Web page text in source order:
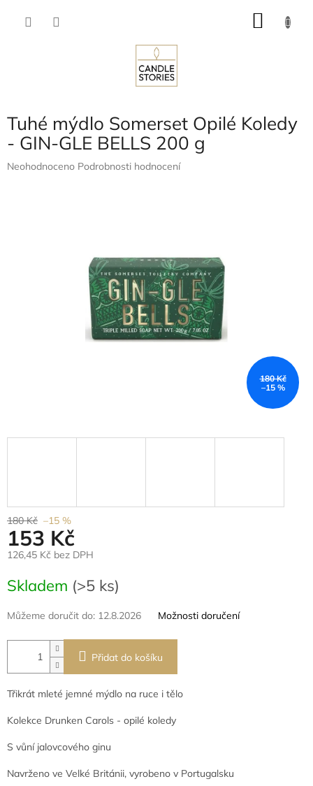
Tuhé mýdlo Somerset Opilé Koledy
- GIN-GLE BELLS 200 g
Průměrné
Neohodnoceno Podrobnosti hodnocení
180 Kč
–15 %
180 Kč –15 %
153 Kč
126,45 Kč bez DPH
cena:
Skladem (>5 ks)
Můžeme doručit do: 12.8.2026 Možnosti doručení
Přidat do košíku
Třikrát mleté jemné mýdlo na ruce i tělo
Kolekce Drunken Carols - opilé koledy
S vůní jalovcového ginu
Navrženo ve Velké Británii, vyrobeno v Portugalsku